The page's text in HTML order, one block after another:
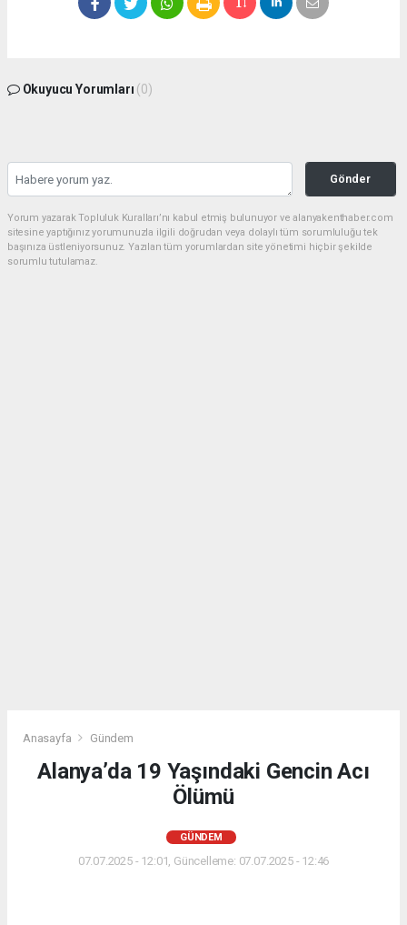
Okuyucu Yorumları (0)
Gönder
Yorum yazarak Topluluk Kuralları’nı kabul etmiş bulunuyor ve alanyakenthaber.com
sitesine yaptığınız yorumunuzla ilgili doğrudan veya dolaylı tüm sorumluluğu tek
başınıza üstleniyorsunuz. Yazılan tüm yorumlardan site yönetimi hiçbir şekilde
sorumlu tutulamaz.
Anasayfa Gündem
Alanya’da 19 Yaşındaki Gencin Acı
Ölümü
GÜNDEM
07.07.2025 - 12:01, Güncelleme: 07.07.2025 - 12:46